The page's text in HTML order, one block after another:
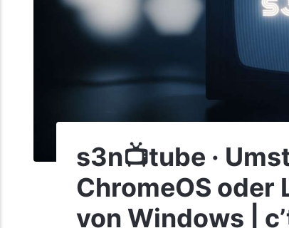
s3n📺tube ·
ChromeOS oder
von Windows |